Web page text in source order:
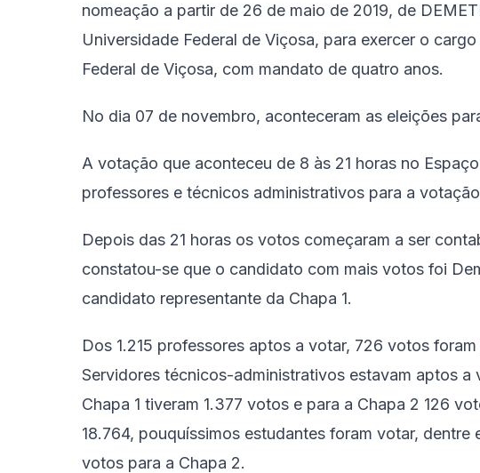
nomeação a partir de 26 de maio de 2019, de
Universidade Federal de Viçosa, para exercer o
Federal de Viçosa, com mandato de quatro anos.
No dia 07 de novembro, aconteceram as eleições
A votação que aconteceu de 8 às 21 horas no
professores e técnicos administrativos para a
Depois das 21 horas os votos começaram a ser
constatou-se que o candidato com mais votos foi
candidato representante da Chapa 1.
Dos 1.215 professores aptos a votar, 726 votos
Servidores técnicos-administrativos estavam aptos a
Chapa 1 tiveram 1.377 votos e para a Chapa 2 126
18.764, pouquíssimos estudantes foram votar, dentre
votos para a Chapa 2.